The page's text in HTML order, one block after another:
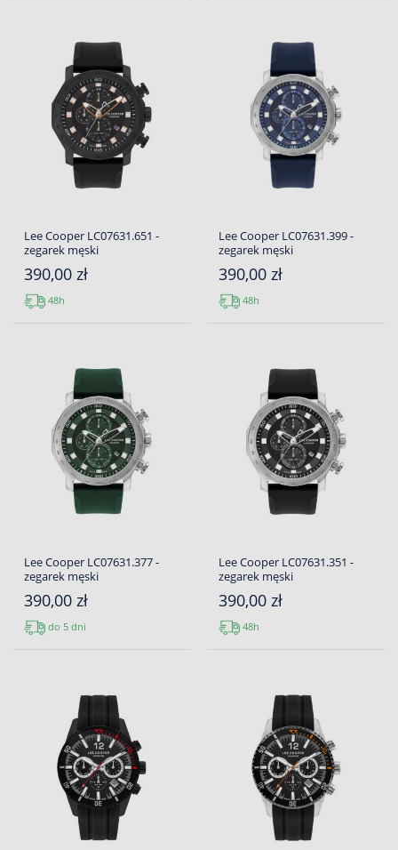
Lee Cooper LC07631.651 -
zegarek męski
390,00 zł
48h
Lee Cooper LC07631.399 -
zegarek męski
390,00 zł
48h
Lee Cooper LC07631.377 -
zegarek męski
390,00 zł
do 5 dni
Lee Cooper LC07631.351 -
zegarek męski
390,00 zł
48h